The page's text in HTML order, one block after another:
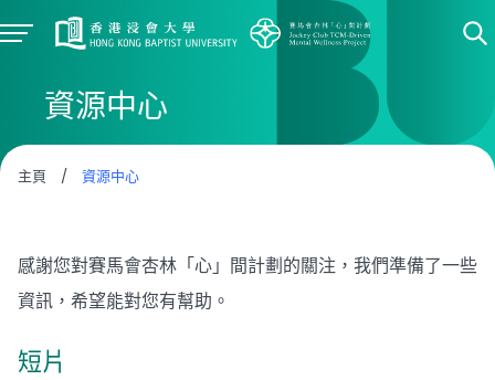
資源中心
主⾴ / 資源中心
感謝您對賽馬會杏林「心」間計劃的關注，我們準備了一些
資訊，希望能對您有幫助。
短片